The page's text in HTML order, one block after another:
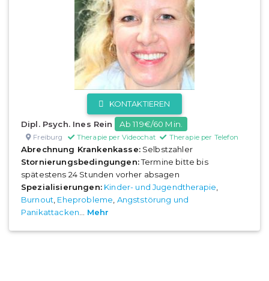
KONTAKTIEREN
Dipl. Psych. Ines Rein Ab 119€/60 Min.
Freiburg Therapie per Videochat Therapie per Telefon
Abrechnung Krankenkasse:Selbstzahler
Stornierungsbedingungen:Termine bitte bis
spätestens 24 Stunden vorher absagen
Spezialisierungen: Kinder- und Jugendtherapie
Burnout Eheprobleme Angststörung und
Panikattacken
Mehr